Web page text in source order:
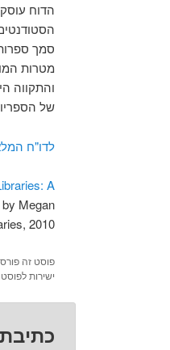
סמך
מטרות
והתקווה
של
לדו"ח
A
Megan
2010.
פוסט זה
ישירות